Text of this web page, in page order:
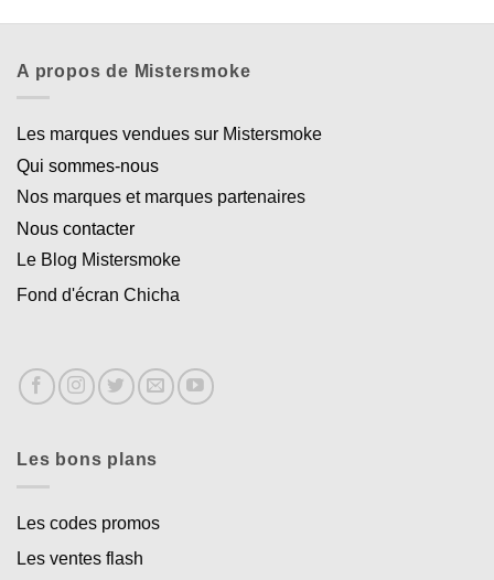
A propos de Mistersmoke
Les marques vendues sur Mistersmoke
Qui sommes-nous
Nos marques et marques partenaires
Nous contacter
Le Blog Mistersmoke
Fond d'écran Chicha
Les bons plans
Les codes promos
Les ventes flash